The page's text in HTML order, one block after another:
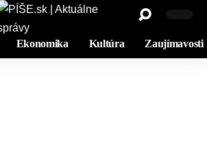
Ekonomika Kultúra Zaujímavosti